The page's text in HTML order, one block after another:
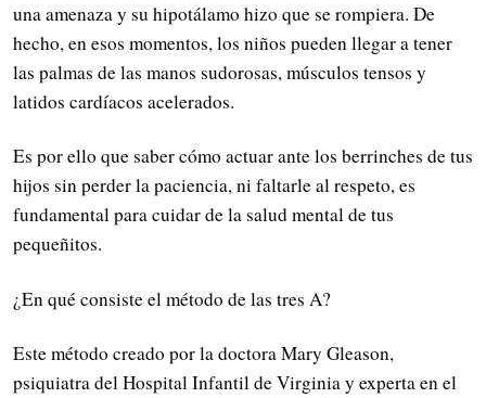
una amenaza y su hipotálamo hizo que se rompiera. De
hecho, en esos momentos, los niños pueden llegar a tener
las palmas de las manos sudorosas, músculos tensos y
latidos cardíacos acelerados.
Es por ello que saber cómo actuar ante los berrinches de tus
hijos sin perder la paciencia, ni faltarle al respeto, es
fundamental para cuidar de la salud mental de tus
pequeñitos.
¿En qué consiste el método de las tres A?
Este método creado por la doctora Mary Gleason,
psiquiatra del Hospital Infantil de Virginia y experta en el